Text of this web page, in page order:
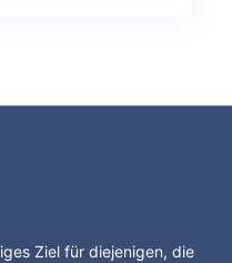
Ziel für diejenigen, die